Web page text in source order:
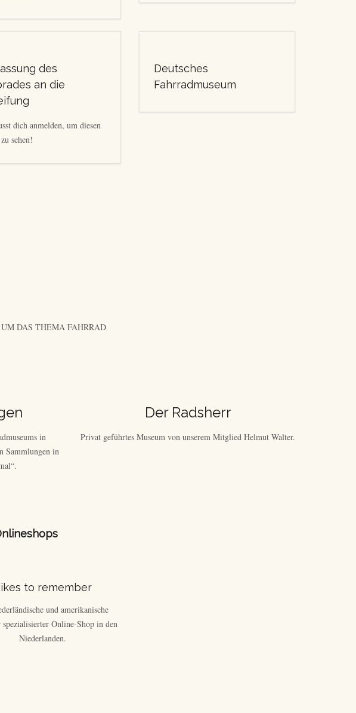
des
an die
dich anmelden, um diesen
sehen!
Deutsches
Fahrradmuseum
DAS THEMA FAHRRAD
in
Sammlungen in
Der Radsherr
Privat geführtes Museum von unserem Mitglied Helmut Walter.
to remember
und amerikanische
spezialisierter Online-Shop in den
Niederlanden.